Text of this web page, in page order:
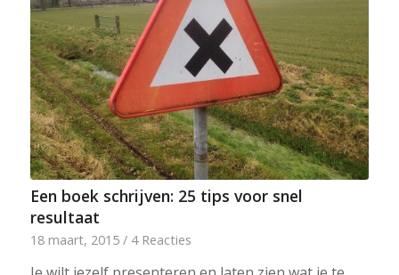
Een boek schrijven: 25 tips voor snel
resultaat
18 maart, 2015 / 4 Reacties